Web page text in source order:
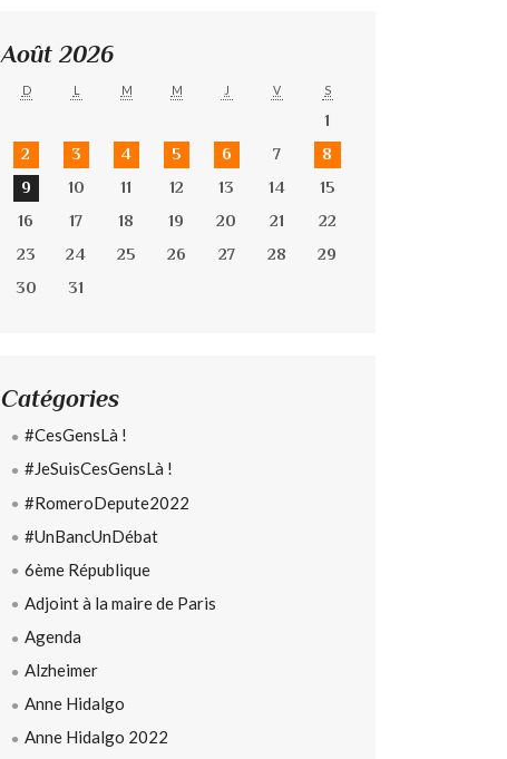
Août 2026
D L M M J V S
1
2
3 4 5 6 7
8
9
10 11 12 13 14
15
16
17 18 19 20 21
22
23
24 25 26 27 28
29
30
31
Catégories
#CesGensLà !
#JeSuisCesGensLà !
#RomeroDepute2022
#UnBancUnDébat
6ème République
Adjoint à la maire de Paris
Agenda
Alzheimer
Anne Hidalgo
Anne Hidalgo 2022